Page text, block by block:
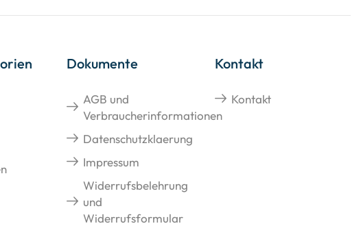
Dokumente
AGB und
Verbraucherinformationen
Datenschutzklaerung
Impressum
Widerrufsbelehrung
und
Widerrufsformular
Kontakt
Kontakt